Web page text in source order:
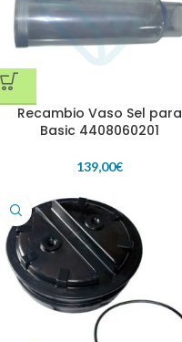
Recambio Vaso Sel para
Basic 4408060201
139,00€